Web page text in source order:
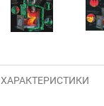
ХАРАКТЕРИСТИКИ